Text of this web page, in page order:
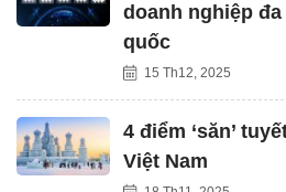
doanh nghiệp
quốc
15 Th12, 2025
4 điểm ‘săn’
Việt Nam